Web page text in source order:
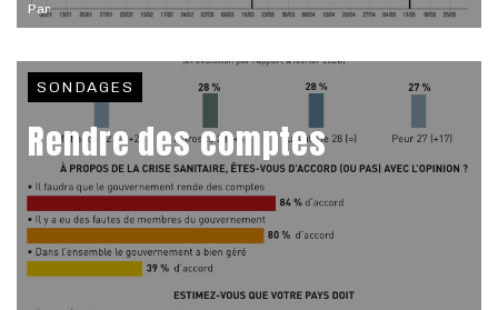
Par
SONDAGES
Rendre des comptes